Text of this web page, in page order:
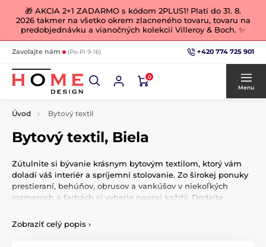
🎁 AKCIA 2+1 ZADARMO s kódom 2PLUS1! Platí do 31. 8.
2026 takmer na všetko okrem zlacneného tovaru, tovaru na
predobjednávku a vianočných kolekcií Villeroy & Boch. ✨
Zavolajte nám (Po-Pi 9-16) +420 774 725 901
0
Menu
Úvod Bytový textil
Bytový textil, Biela
Zútulnite si bývanie krásnym bytovým textilom, ktorý vám
doladí váš interiér a spríjemní stolovanie. Zo širokej ponuky
prestieraní, behúňov, obrusov a vankúšov v niekoľkých
rozmeroch a farbách si vyberie naozaj každý. Dodajte
Zobraziť celý popis ›